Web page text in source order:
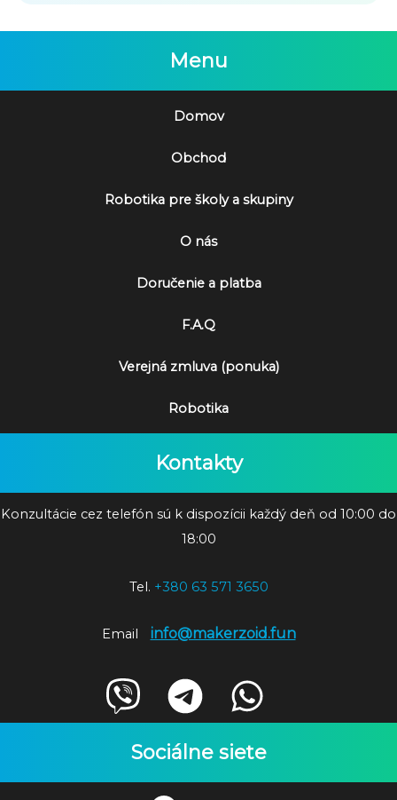
Menu
Domov
Obchod
Robotika pre školy a skupiny
O nás
Doručenie a platba
F.A.Q
Verejná zmluva (ponuka)
Robotika
Kontakty
Konzultácie cez telefón sú k dispozícii každý deň od 10:00 do
18:00
Tel. +380 63 571 3650
Email info@makerzoid.fun
Sociálne siete